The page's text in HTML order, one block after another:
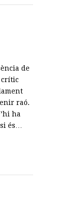
de
crític
raó.
ha
és…